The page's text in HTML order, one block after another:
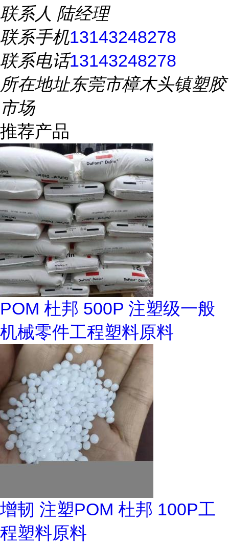
联系人 陆经理
联系手机13143248278
联系电话13143248278
所在地址东莞市樟木头镇塑胶
市场
推荐产品
POM 杜邦 500P 注塑级一般
机械零件工程塑料原料
增韧 注塑POM 杜邦 100P工
程塑料原料